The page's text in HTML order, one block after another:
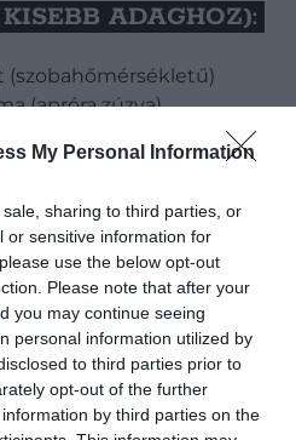
My Personal Information
sharing to third parties, or
or sensitive information for
use the below opt-out
Please note that after your
you may continue seeing
personal information utilized by
to third parties prior to
opt-out of the further
by third parties on the
ADAGHOZ):
(apróra zúzva)
(helyettesíthető őrölt füstölt
vagy tetszőleges